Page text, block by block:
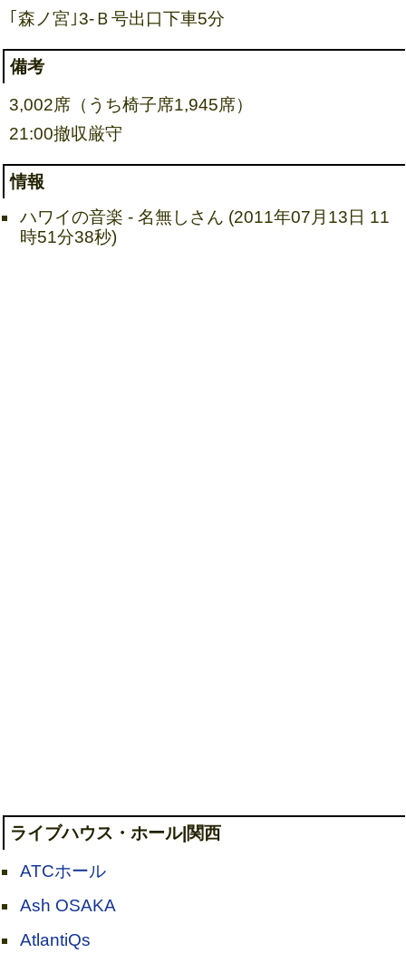
｢森ノ宮｣3-Ｂ号出口下車5分
備考
3,002席（うち椅子席1,945席）
21:00撤収厳守
情報
ハワイの音楽 - 名無しさん (2011年07月13日 11
時51分38秒)
ライブハウス・ホール|関西
ATCホール
Ash OSAKA
AtlantiQs